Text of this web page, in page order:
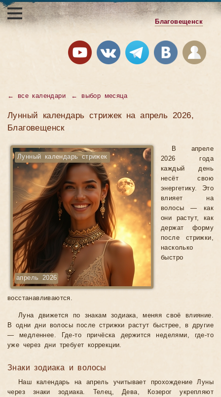
Благовещенск
← все календари ←выбор месяца
Лунный календарь стрижек на апрель 2026,
Благовещенск
Лунный календарь стрижек
апрель 2026
В апреле
2026 года
каждый день
несёт свою
энергетику. Это
влияет на
волосы — как
они растут, как
держат форму
после стрижки,
насколько
быстро
восстанавливаются.
Луна движется по знакам зодиака, меняя своё влияние.
В одни дни волосы после стрижки растут быстрее, в другие
— медленнее. Где-то причёска держится неделями, где-то
уже через дни требует коррекции.
Знаки зодиака и волосы
Наш календарь на апрель учитывает прохождение Луны
через знаки зодиака. Телец, Дева, Козерог укрепляют